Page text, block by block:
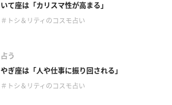
いて座は「カリスマ性が高まる」
＃トシ＆リティのコスモ占い
占う
やぎ座は「人や仕事に振り回される」
＃トシ＆リティのコスモ占い